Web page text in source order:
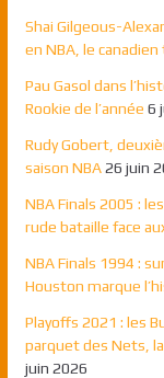
Shai Gilgeous-
en NBA, le
Pau Gasol dans
Rookie de l’année 6
Rudy Gobert,
saison NBA 26 juin
NBA Finals 2005 :
rude bataille face
NBA Finals 1994 :
Houston marque
Playoffs 2021 : les
parquet des Nets,
juin 2026